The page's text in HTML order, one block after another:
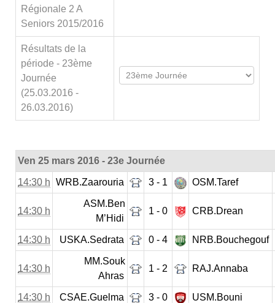
Régionale 2 A
Seniors 2015/2016
Résultats de la
période - 23ème
Journée
(25.03.2016 -
26.03.2016)
Ven 25 mars 2016 - 23e Journée
14:30 h WRB.Zaarouria 3 - 1 OSM.Taref
14:30 h
ASM.Ben
M’Hidi
1 - 0 CRB.Drean
14:30 h USKA.Sedrata 0 - 4 NRB.Bouchegouf
14:30 h
MM.Souk
Ahras
1 - 2 RAJ.Annaba
14:30 h CSAE.Guelma 3 - 0 USM.Bouni